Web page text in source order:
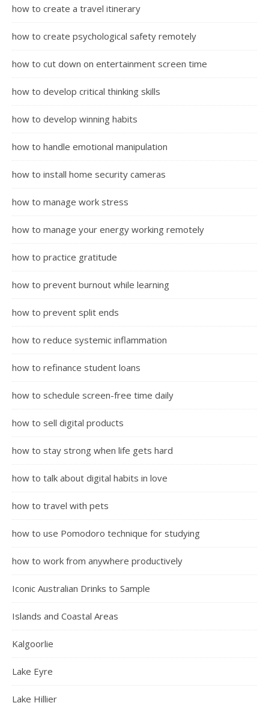
how to create a travel itinerary
how to create psychological safety remotely
how to cut down on entertainment screen time
how to develop critical thinking skills
how to develop winning habits
how to handle emotional manipulation
how to install home security cameras
how to manage work stress
how to manage your energy working remotely
how to practice gratitude
how to prevent burnout while learning
how to prevent split ends
how to reduce systemic inflammation
how to refinance student loans
how to schedule screen-free time daily
how to sell digital products
how to stay strong when life gets hard
how to talk about digital habits in love
how to travel with pets
how to use Pomodoro technique for studying
how to work from anywhere productively
Iconic Australian Drinks to Sample
Islands and Coastal Areas
Kalgoorlie
Lake Eyre
Lake Hillier